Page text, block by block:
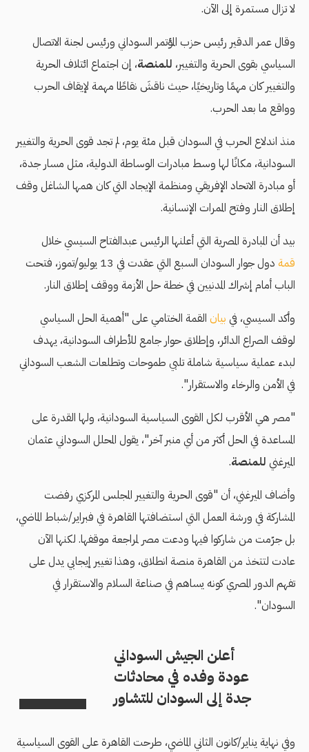
لا تزال مستمرة إلى الآن.
وقال عمر الدقير رئيس حزب المؤتمر السوداني ورئيس لجنة الاتصال
السياسي بقوى الحرية والتغيير، للمنصة، إن اجتماع ائتلاف الحرية
والتغيير كان مهمًا وتاريخيًا، حيث ناقشَ نقاطًا مهمة لإيقاف الحرب
وواقع ما بعد الحرب.
منذ اندلاع الحرب في السودان قبل مئة يوم، لم تجد قوى الحرية والتغيير
السودانية، مكانًا لها وسط مبادرات الوساطة الدولية، مثل مسار جدة،
أو مبادرة الاتحاد الإفريقي ومنظمة الإيجاد التي كان همها الشاغل وقف
إطلاق النار وفتح الممرات الإنسانية.
بيد أن المبادرة المصرية التي أعلنها الرئيس عبدالفتاح السيسي خلال
قمة
دول جوار السودان السبع التي عقدت في 13 يوليو/تموز، فتحت
الباب أمام إشراك المدنيين في خطة حل الأزمة ووقف إطلاق النار.
وأكد السيسي، في بيان القمة الختامي على "أهمية الحل السياسي
لوقف الصراع الدائر، وإطلاق حوار جامع للأطراف السودانية، يهدف
لبدء عملية سياسية شاملة تلبي طموحات وتطلعات الشعب السوداني
في الأمن والرخاء والاستقرار".
"مصر هي الأقرب لكل القوى السياسية السودانية، ولها القدرة على
المساعدة في الحل أكثر من أي منبر آخر"، يقول المحلل السوداني عثمان
الميرغني للمنصة.
وأضاف الميرغني، أن "قوى الحرية والتغيير المجلس المركزي رفضت
المشاركة في ورشة العمل التي استضافتها القاهرة في فبراير/شباط الماضي،
بل جرّمت من شاركوا فيها ودعت مصر لمراجعة موقفها. لكنها الآن
عادت لتتخذ من القاهرة منصة انطلاق، وهذا تغيير إيجابي يدل على
تفهم الدور المصري كونه يساهم في صناعة السلام والاستقرار في
السودان".
أعلن الجيش السوداني
عودة وفده في محادثات
جدة إلى السودان للتشاور
وفي نهاية يناير/كانون الثاني الماضي، طرحت القاهرة على القوى السياسية